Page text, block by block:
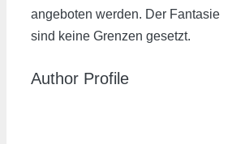
angeboten werden. Der Fantasie
sind keine Grenzen gesetzt.
Author Profile